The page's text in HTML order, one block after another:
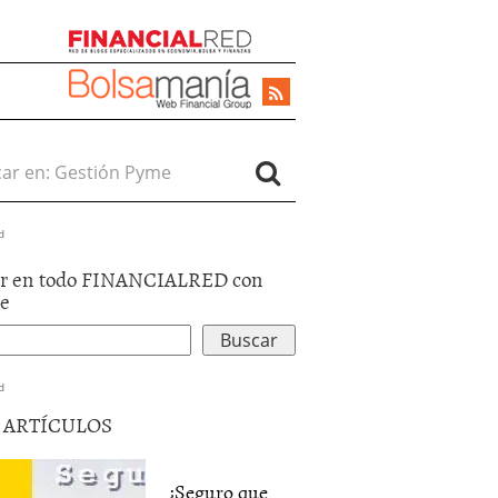
en:
en todo FINANCIALRED con
ARTÍCULOS
¿Seguro que